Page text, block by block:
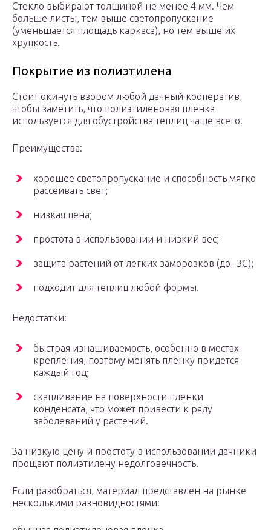
Стекло выбирают толщиной не менее 4 мм. Чем
больше листы, тем выше светопропускание
(уменьшается площадь каркаса), но тем выше их
хрупкость.
Покрытие из полиэтилена
Стоит окинуть взором любой дачный кооператив,
чтобы заметить, что полиэтиленовая пленка
используется для обустройства теплиц чаще всего.
Преимущества:
хорошее светопропускание и способность мягко
рассеивать свет;
низкая цена;
простота в использовании и низкий вес;
защита растений от легких заморозков (до -3С);
подходит для теплиц любой формы.
Недостатки:
быстрая изнашиваемость, особенно в местах
крепления, поэтому менять пленку придется
каждый год;
скапливание на поверхности пленки
конденсата, что может привести к ряду
заболеваний у растений.
За низкую цену и простоту в использовании дачники
прощают полиэтилену недолговечность.
Если разобраться, материал представлен на рынке
несколькими разновидностями: